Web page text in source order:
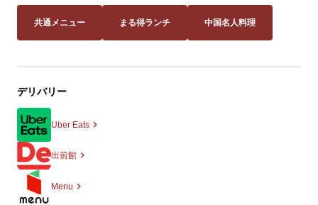
共通メニュー まる得ランチ 中国名人料理
デリバリー
Uber Eats
出前館
Menu